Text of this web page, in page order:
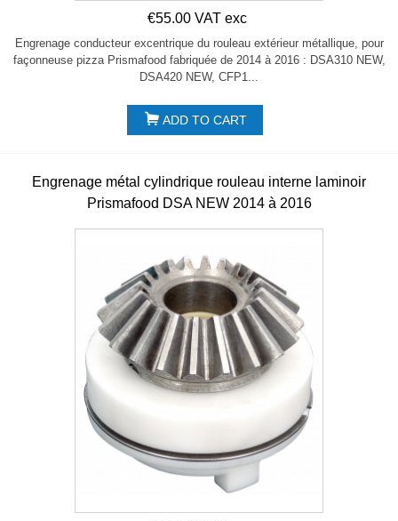
€55.00 VAT exc
Engrenage conducteur excentrique du rouleau extérieur métallique, pour
façonneuse pizza Prismafood fabriquée de 2014 à 2016 : DSA310 NEW,
DSA420 NEW, CFP1...
ADD TO CART
Engrenage métal cylindrique rouleau interne laminoir
Prismafood DSA NEW 2014 à 2016